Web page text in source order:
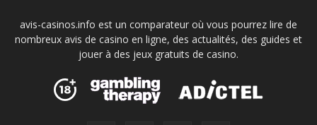
avis-casinos.info est un comparateur où vous pourrez lire de
nombreux avis de casino en ligne, des actualités, des guides et
jouer à des jeux gratuits de casino.